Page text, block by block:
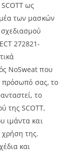
ως
των μασκών
σχεδιασμού
272821-
NoSweat που
πρόσωπό σας, το
το
της SCOTT,
ιμάντα και
της.
και